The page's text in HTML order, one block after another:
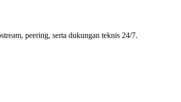
peering, serta dukungan teknis 24/7.